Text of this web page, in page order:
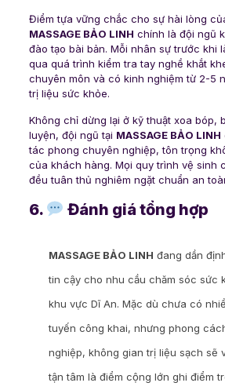
Điểm tựa vững chắc cho sự hài lòng
MASSAGE BẢO LINH chính là đội ngũ
đào tạo bài bản. Mỗi nhân sự trước khi
qua quá trình kiểm tra tay nghề khắt
chuyên môn và có kinh nghiệm từ 2-5
trị liệu sức khỏe.
Không chỉ dừng lại ở kỹ thuật xoa bóp,
luyện, đội ngũ tại MASSAGE BẢO LINH
tác phong chuyên nghiệp, tôn trọng
của khách hàng. Mọi quy trình vệ sinh
đều tuân thủ nghiêm ngặt chuẩn an
6. Đánh giá tổng hợp
MASSAGE BẢO LINH đang dần
tin cậy cho nhu cầu chăm sóc sức
khu vực Dĩ An. Mặc dù chưa có
tuyến công khai, nhưng phong
nghiệp, không gian trị liệu sạch sẽ
tận tâm là điểm cộng lớn ghi điểm